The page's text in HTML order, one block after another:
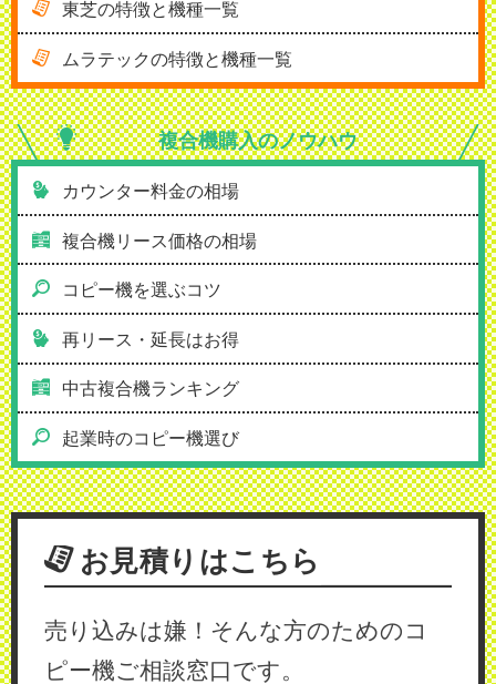
東芝の特徴と機種一覧
ムラテックの特徴と機種一覧
複合機購入のノウハウ
カウンター料金の相場
複合機リース価格の相場
コピー機を選ぶコツ
再リース・延長はお得
中古複合機ランキング
起業時のコピー機選び
お見積りはこちら
売り込みは嫌！そんな方のためのコ
ピー機ご相談窓口です。